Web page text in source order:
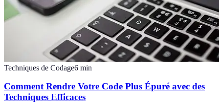
Techniques de Codage6 min
Comment Rendre Votre Code Plus Épuré avec des
Techniques Efficaces